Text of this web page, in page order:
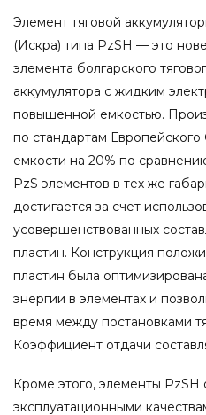
Элемент тяговой
(Искра) типа PzSH — это
элемента болгарского
аккумулятора с жидким
повышенной емкостью.
по стандартам
емкости на 20% по
PzS элементов в тех же
достигается за счет
усовершенствованных
пластин. Конструкция
пластин была
энергии в элементах и
время между постановками
Коэффициент отдачи
Кроме этого, элементы
эксплуатационными